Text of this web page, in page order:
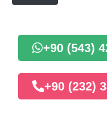
+90 (543)
+90 (232)